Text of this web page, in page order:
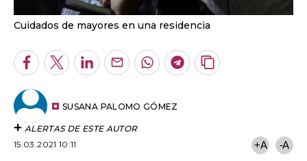
Cuidados de mayores en una residencia
Facebook
TwitterLinkedInEnviarWhatsapp
Telegram
Copiar
SUSANA PALOMO GÓMEZ
ALERTAS DE ESTE AUTOR
15.03.2021 10:11
+A -A